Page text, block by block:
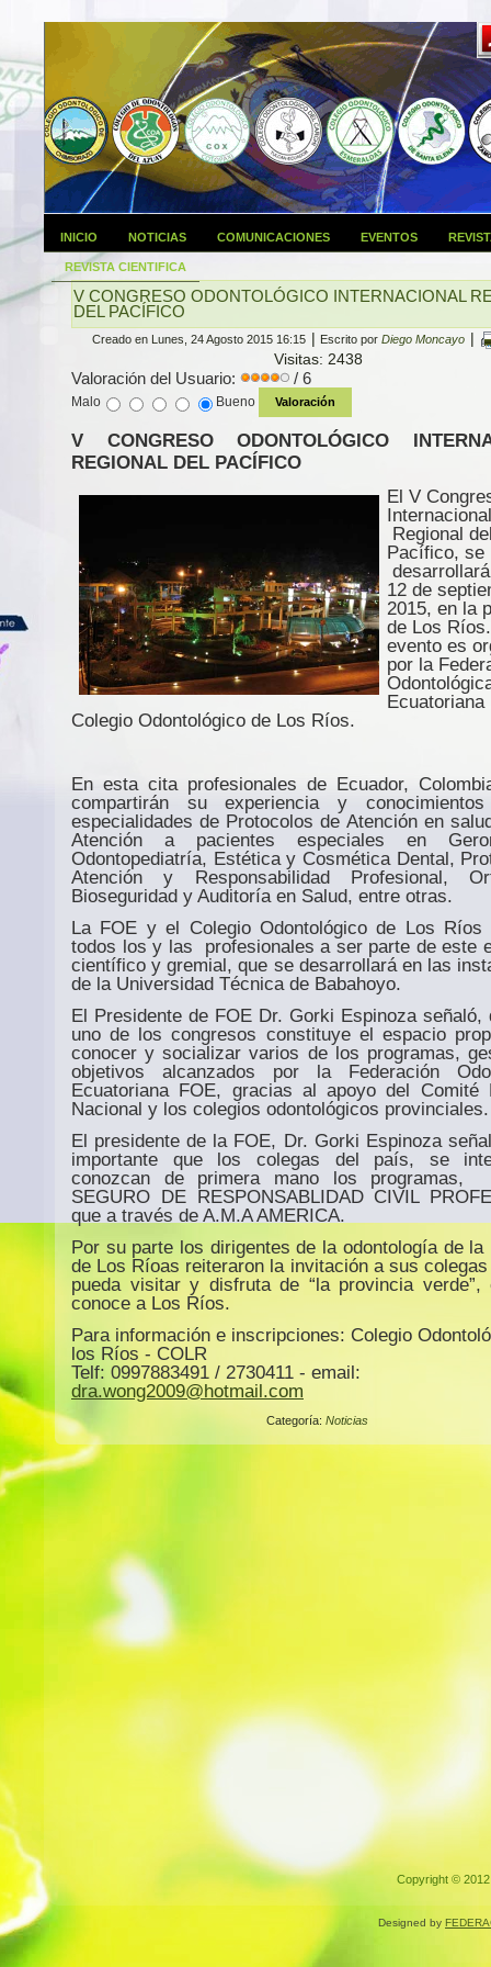
INICIO NOTICIAS COMUNICACIONES EVENTOS
REVISTA CIENTIFICA
V CONGRESO ODONTOLÓGICO INTERNACIONAL
DEL PACÍFICO
Creado en Lunes, 24 Agosto 2015 16:15 Escrito por Diego Moncayo
Visitas: 2438
Valoración del Usuario: / 6
Malo Bueno
V CONGRESO ODONTOLÓGICO
REGIONAL DEL PACÍFICO
El V
Internacional
Regional
Pacífico, se
12 de
2015, en la
de Los
evento es
por la
Ecuatoriana
Colegio Odontológico de Los Ríos.
En esta cita profesionales de Ecuador,
compartirán su experiencia y
especialidades de Protocolos de Atención en
Atención a pacientes especiales en
Odontopediatría, Estética y Cosmética Dental,
Atención y Responsabilidad Profesional,
Bioseguridad y Auditoría en Salud, entre otras.
La FOE y el Colegio Odontológico de Los Ríos
todos los y las
profesionales a ser parte de este
científico y gremial, que se desarrollará en las
de la Universidad Técnica de Babahoyo.
El Presidente de FOE Dr. Gorki Espinoza señaló,
uno de los congresos constituye el espacio
conocer y socializar varios de los programas,
objetivos alcanzados por la Federación
Ecuatoriana FOE, gracias al apoyo del Comité
Nacional y los colegios odontológicos provinciales.
El presidente de la FOE, Dr. Gorki Espinoza
importante que los colegas del país, se
conozcan de primera mano los programas,
SEGURO DE RESPONSABLIDAD CIVIL
que a través de A.M.A AMERICA.
Por su parte los dirigentes de la odontología de la
de Los Ríoas reiteraron la invitación a sus colegas
pueda visitar y disfruta de “la provincia verde”,
conoce a Los Ríos.
Para información e inscripciones: Colegio
los Ríos - COLR
Telf: 0997883491 / 2730411 - email:
dra.wong2009@hotmail.com
Categoría: Noticias
Copyright ©
Designed by